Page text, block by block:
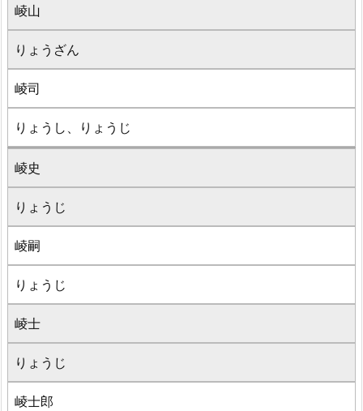
崚山
りょうざん
崚司
りょうし、りょうじ
崚史
りょうじ
崚嗣
りょうじ
崚士
りょうじ
崚士郎